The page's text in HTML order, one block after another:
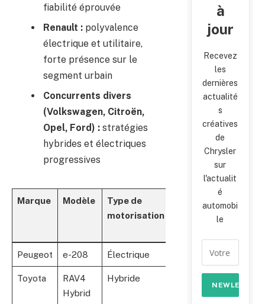
fiabilité éprouvée
Renault : polyvalence
électrique et utilitaire,
forte présence sur le
segment urbain
Concurrents divers
(Volkswagen, Citroën,
Opel, Ford) : stratégies
hybrides et électriques
progressives
Marque Modèle
Type de
motorisation
Puissance
Peugeot e-208 Électrique 433
Toyota
RAV4
Hybrid
Hybride
à
jour
Recevez
les
dernières
actualité
s
créatives
de
Chrysler
sur
l'actualit
é
automobi
le